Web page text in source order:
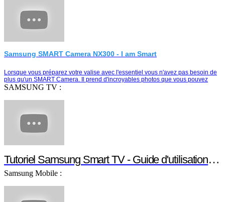
Samsung SMART Camera NX300 - I am Smart
Lorsque vous préparez votre valise avec l'essentiel vous n'avez pas besoin de
plus qu'un SMART Camera. Il prend d'incroyables photos que vous pouvez
partager instantanément e…
SAMSUNG TV :
Tutoriel Samsung Smart TV - Guide d'utilisation Smart TV
Samsung Mobile :